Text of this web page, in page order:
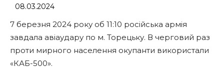
08.03.2024
7 березня 2024 року об 11:10 російська армія
завдала авіаудару по м. Торецьку. В черговий раз
проти мирного населення окупанти використали
«КАБ-500».